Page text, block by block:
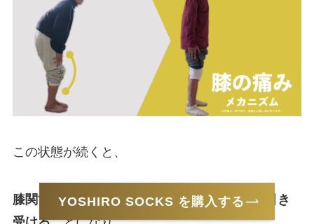
この状態が続くと、
膝関節が「本来担う必要のない姿勢制御」を引き
YOSHIRO SOCKS を購入する